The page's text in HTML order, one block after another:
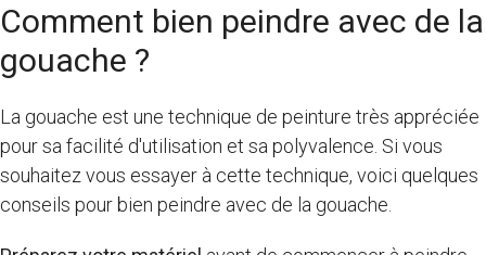
Comment bien peindre avec de la
gouache ?
La gouache est une technique de peinture très appréciée
pour sa facilité d'utilisation et sa polyvalence. Si vous
souhaitez vous essayer à cette technique, voici quelques
conseils pour bien peindre avec de la gouache.